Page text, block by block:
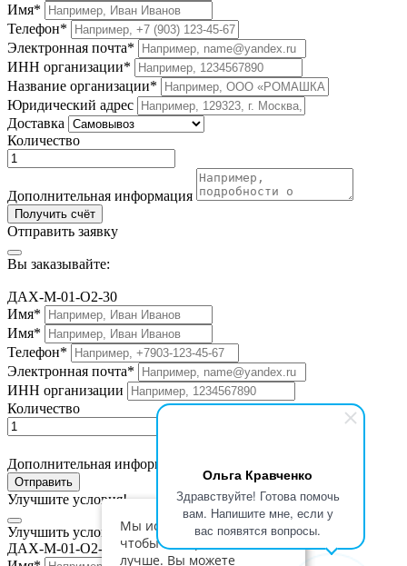
Ольга Кравченко
Здравствуйте! Готова помочь
вам. Напишите мне, если у
вас появятся вопросы.
Мы используем cookies,
чтобы сайт работал
лучше. Вы можете
Имя*
Телефон*
Электронная почта*
ИНН организации*
Название организации*
Юридический адрес
Доставка
Количество
Дополнительная информация
Получить счёт
Отправить заявку
Вы заказывайте:
ДАХ-М-01-O2-30
Имя*
Имя*
Телефон*
Электронная почта*
ИНН организации
Количество
Дополнительная информация
Отправить
Улучшите условия!
Улучшить условия по приобретению:
ДАХ-М-01-O2-30